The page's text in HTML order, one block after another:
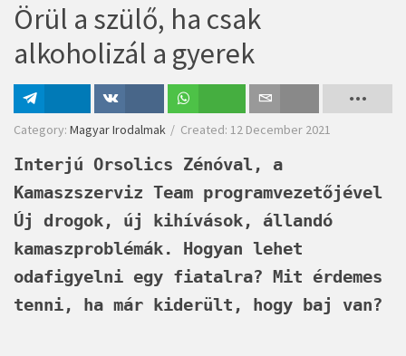
Örül a szülő, ha csak
alkoholizál a gyerek
Megosztás
Megosztás
Megosztás Email
Category: Magyar Irodalmak Created: 12 December 2021
Interjú Orsolics Zénóval, a
Kamaszszerviz Team programvezetőjével
Új drogok, új kihívások, állandó
kamaszproblémák. Hogyan lehet
odafigyelni egy fiatalra? Mit érdemes
tenni, ha már kiderült, hogy baj van?